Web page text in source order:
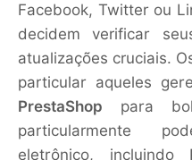
Facebook, Twitter ou
decidem verificar
atualizações cruciais.
particular aqueles
PrestaShop para
particularmente
eletrônico, incluindo